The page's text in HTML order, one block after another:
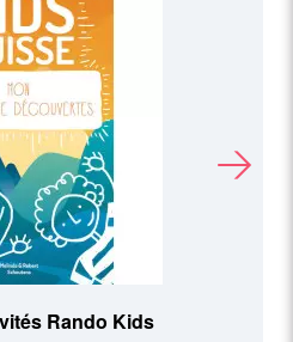
Rando Kids